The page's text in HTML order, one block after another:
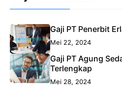
Gaji PT Penerbit
Mei 22, 2024
Gaji PT Agung
Terlengkap
Mei 28, 2024